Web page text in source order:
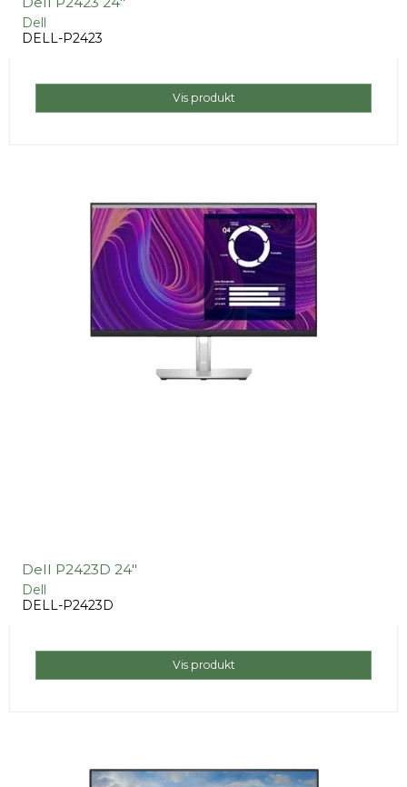
Dell
DELL-P2423
Vis produkt
Dell P2423D 24"
Dell
DELL-P2423D
Vis produkt